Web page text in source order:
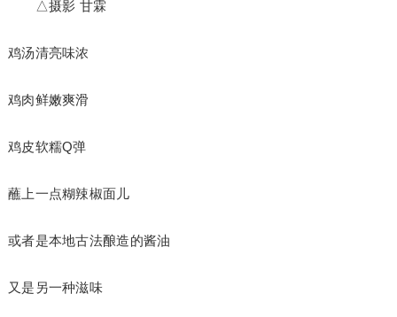
△摄影 甘霖
鸡汤清亮味浓
鸡肉鲜嫩爽滑
鸡皮软糯Q弹
蘸上一点糊辣椒面儿
或者是本地古法酿造的酱油
又是另一种滋味